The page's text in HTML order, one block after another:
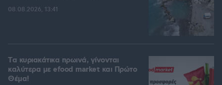
08.08.2026, 13:41
Tα κυριακάτικα πρωινά, γίνονται
καλύτερα με efood market και Πρώτο
Θέμα!